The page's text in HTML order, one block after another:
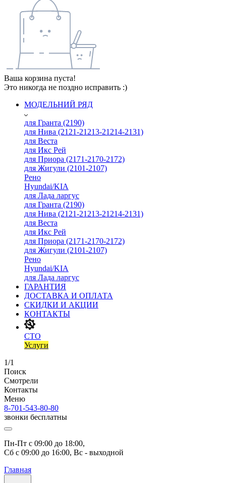
Ваша корзина пуста!
Это никогда не поздно исправить :)
МОДЕЛЬНИЙ РЯД
для Гранта (2190)
для Нива (2121-21213-21214-2131)
для Веста
для Икс Рей
для Приора (2171-2170-2172)
для Жигули (2101-2107)
Рено
Hyundai/KIA
для Лада ларгус
для Гранта (2190)
для Нива (2121-21213-21214-2131)
для Веста
для Икс Рей
для Приора (2171-2170-2172)
для Жигули (2101-2107)
Рено
Hyundai/KIA
для Лада ларгус
ГАРАНТИЯ
ДОСТАВКА И ОПЛАТА
СКИДКИ И АКЦИИ
КОНТАКТЫ
СТО
Услуги
1/1
Поиск
Смотрели
Контакты
Меню
8-701-543-80-80
звонки бесплатны
Пн-Пт с 09:00 до 18:00,
Сб с 09:00 до 16:00, Вс - выходной
Главная